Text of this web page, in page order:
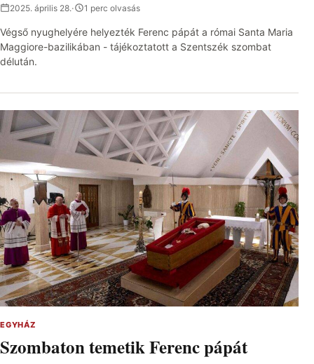
2025. április 28.· 1 perc olvasás
Végső nyughelyére helyezték Ferenc pápát a római Santa Maria
Maggiore-bazilikában - tájékoztatott a Szentszék szombat
délután.
EGYHÁZ
Szombaton temetik Ferenc pápát